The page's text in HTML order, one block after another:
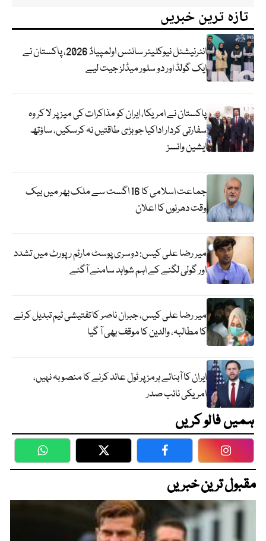
تازہ ترین خبریں
انٹرنیشنل نیوکلیئر سائنس اولمپیاڈ 2026، پاکستان نے
ایک گولڈ اور دو سلور میڈلز جیت لیے
پاکستان نے امریکا، ایران کو مذاکرات کی میز پر لا کر وہ
سفارتی کردار اداکیا جو بڑی طاقتیں نہ کرسکیں، ساؤتھ
ایشین وائسز
جماعت اسلامی کا 16 اگست سے ملک بھر میں بیک
وقت دھرنوں کا اعلان
میر رضا علی کیس: دوسری پوسٹ مارٹم رپورٹ میں تشدد
اور گولی لگنے کے اہم شواہد سامنے آگئے
میر رضا علی کیس، جبران ناصر کا تفتیشی ٹیم تبدیل کرنے
کا مطالبہ، والدین کا موقف بھی آ گیا
ایران کا آبنائے ہرمز پر ٹول عائد کرنے کا منصوبہ نہیں،
امریکی نائب صدر
ہمیں فالو کریں
WhatsApp Twitter Facebook
مقبول ترین خبریں